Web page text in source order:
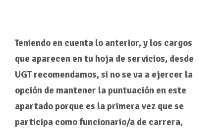
Teniendo en cuenta lo anterior, y los cargos
que aparecen en tu hoja de servicios, desde
UGT recomendamos, si no se va a ejercer la
opción de mantener la puntuación en este
apartado porque es la primera vez que se
participa como funcionario/a de carrera,